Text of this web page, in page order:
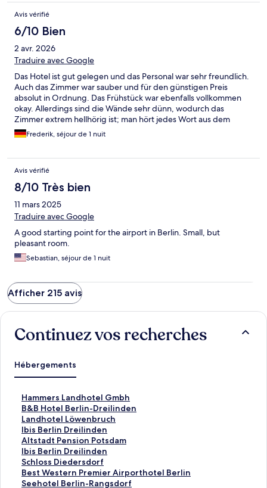
Avis vérifié
6/10 Bien
2 avr. 2026
Traduire avec Google
Das Hotel ist gut gelegen und das Personal war sehr freundlich.
Auch das Zimmer war sauber und für den günstigen Preis
absolut in Ordnung. Das Frühstück war ebenfalls vollkommen
okay. Allerdings sind die Wände sehr dünn, wodurch das
Zimmer extrem hellhörig ist; man hört jedes Wort aus dem
Treppenhaus und den Nachbarzimmern. Zudem gibt es nur
wenige Parkplätze. Trotz zusätzlicher Parkgebühr war später
teilweise sogar auf den Elektroauto-Stellplätzen. Die
vorhandene Ladestation funktionierte allerdings ohnehin nicht.
Frederik, séjour de 1 nuit
Avis vérifié
8/10 Très bien
11 mars 2025
Traduire avec Google
A good starting point for the airport in Berlin. Small, but
pleasant room.
Sebastian, séjour de 1 nuit
Afficher 215 avis
Continuez vos recherches
Hébergements
Hammers Landhotel Gmbh
L
i
e
n
o
u
v
r
a
B&B Hotel Berlin-Dreilinden
L
i
e
n
o
u
v
r
Landhotel Löwenbruch
L
i
e
n
o
u
v
Ibis Berlin Dreilinden
L
i
e
n
o
u
Altstadt Pension Potsdam
L
i
e
n
o
Ibis Berlin Dreilinden
L
i
e
n
Schloss Diedersdorf
L
i
e
Best Western Premier Airporthotel Berlin
L
iSeehotel Berlin-Rangsdorf
L